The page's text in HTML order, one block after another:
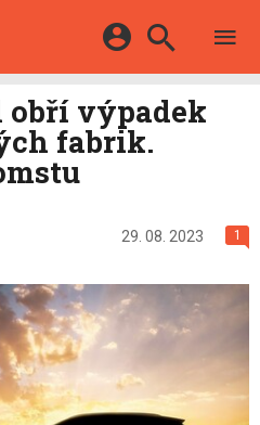
Google
výpadek
fabrik.
29. 08. 2023 1